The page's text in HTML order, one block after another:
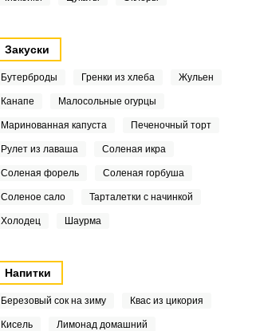
Закуски
Бутерброды Гренки из хлеба Жульен
Канапе Малосольные огурцы
Маринованная капуста Печеночный торт
Рулет из лаваша Соленая икра
Соленая форель Соленая горбуша
Соленое сало Тарталетки с начинкой
Холодец Шаурма
Напитки
Березовый сок на зиму Квас из цикория
Кисель Лимонад домашний